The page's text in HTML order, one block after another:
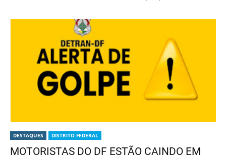
DESTAQUES DISTRITO FEDERAL
MOTORISTAS DO DF ESTÃO CAINDO EM